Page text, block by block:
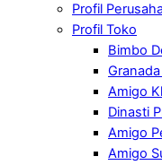
Profil
Profil Toko
Bimbo
Amigo
Dinasti
Amigo
Amigo